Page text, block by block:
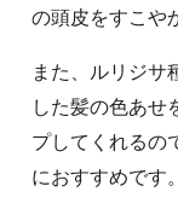
の頭皮をすこや
また、ルリジサ
した髪の色あせ
プしてくれるの
におすすめです。